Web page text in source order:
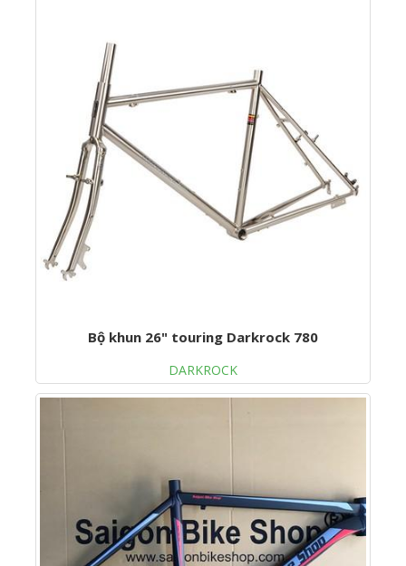
Bộ khun 26" touring Darkrock 780
DARKROCK